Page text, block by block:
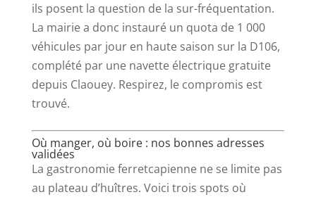
ils posent la question de la sur-fréquentation.
La mairie a donc instauré un quota de 1 000
véhicules par jour en haute saison sur la D106,
complété par une navette électrique gratuite
depuis Claouey. Respirez, le compromis est
trouvé.
Où manger, où boire : nos bonnes adresses
validées
La gastronomie ferretcapienne ne se limite pas
au plateau d’huîtres. Voici trois spots où